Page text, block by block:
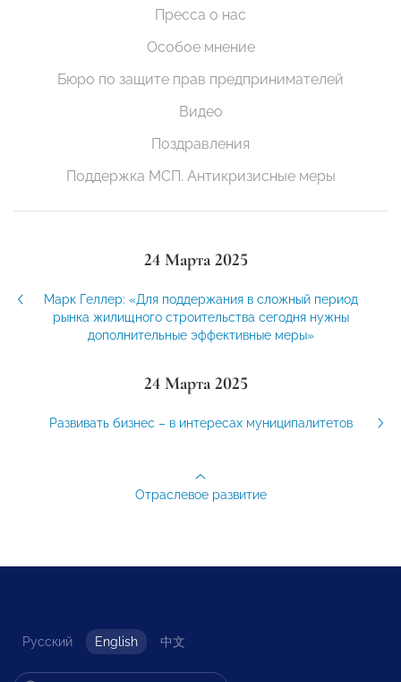
Пресса о нас
Особое мнение
Бюро по защите прав предпринимателей
Видео
Поздравления
Поддержка МСП. Антикризисные меры
24 Марта 2025
Марк Геллер: «Для поддержания в сложный период
рынка жилищного строительства сегодня нужны
дополнительные эффективные меры»
24 Марта 2025
Развивать бизнес – в интересах муниципалитетов
Отраслевое развитие
Русский English 中文